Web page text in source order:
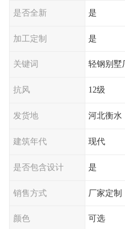
是否全新 是
加工定制 是
关键词 轻钢别墅
抗风 12级
发货地 河北衡水
建筑年代 现代
是否包含设计 是
销售方式 厂家定制
颜色 可选